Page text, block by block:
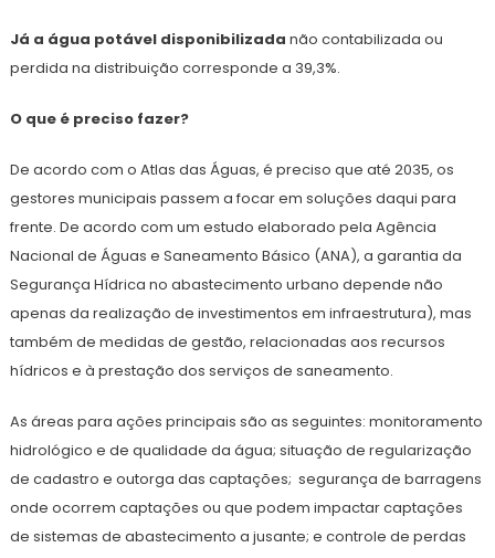
Já a água potável disponibilizada não contabilizada ou
perdida na distribuição corresponde a 39,3%.
O que é preciso fazer?
De acordo com o Atlas das Águas, é preciso que até 2035, os
gestores municipais passem a focar em soluções daqui para
frente. De acordo com um estudo elaborado pela Agência
Nacional de Águas e Saneamento Básico (ANA), a garantia da
Segurança Hídrica no abastecimento urbano depende não
apenas da realização de investimentos em infraestrutura), mas
também de medidas de gestão, relacionadas aos recursos
hídricos e à prestação dos serviços de saneamento.
As áreas para ações principais são as seguintes: monitoramento
hidrológico e de qualidade da água; situação de regularização
de cadastro e outorga das captações; segurança de barragens
onde ocorrem captações ou que podem impactar captações
de sistemas de abastecimento a jusante; e controle de perdas